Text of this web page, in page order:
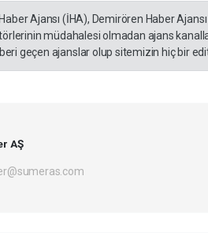
Ajansı (İHA), Demirören Haber
müdahalesi olmadan ajans
geçen ajanslar olup sitemizin hiç bir
AŞ